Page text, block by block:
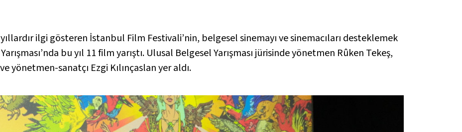
ilgi gösteren İstanbul Film Festivali’nin, belgesel sinemayı ve sinemacıları desteklemek
bu yıl 11 film yarıştı. Ulusal Belgesel Yarışması jürisinde yönetmen Rûken Tekeş,
yönetmen-sanatçı Ezgi Kılınçaslan yer aldı.